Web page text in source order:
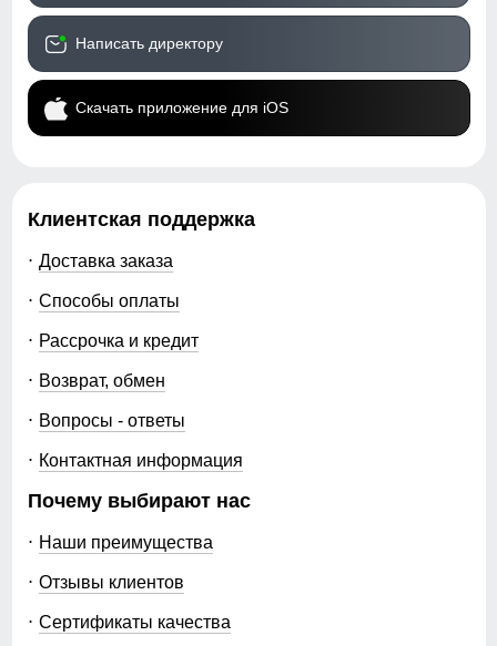
Написать директору
Скачать приложение для iOS
Клиентская поддержка
Доставка заказа
Способы оплаты
Рассрочка и кредит
Возврат, обмен
Вопросы - ответы
Контактная информация
Почему выбирают нас
Наши преимущества
Отзывы клиентов
Сертификаты качества